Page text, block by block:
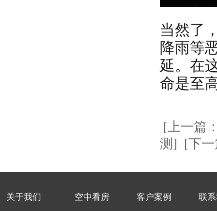
当然了
降雨等
延。在
命是至
[上一篇
测] [下
关于我们 空中看房 客户案例 联